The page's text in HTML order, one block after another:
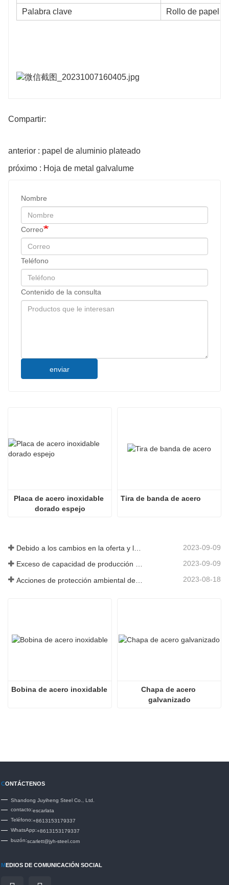
Palabra clave
Rollo de papel
Compartir:
anterior : papel de aluminio plateado
próximo : Hoja de metal galvalume
Nombre
Correo
Teléfono
Contenido de la consulta
enviar
Placa de acero inoxidable
dorado espejo
Tira de banda de acero
2023-09-09
Exceso de capacidad de producción en la industria siderúrgica 2023-09-09
2023-08-18
Bobina de acero inoxidable
Chapa de acero
galvanizado
CONTÁCTENOS
Shandong Juyiheng Steel Co., Ltd.
contacto:escarlata
Teléfono:+8613153179337
WhatsApp:+8613153179337
buzón:scarlett@jyh-steel.com
MEDIOS DE COMUNICACIÓN SOCIAL